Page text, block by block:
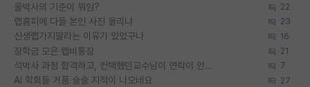
물박사의 기준이 뭐임? 22
랩홈피에 다들 본인 사진 올리냐 23
신생랩가지말라는 이유가 있었구나 16
장학금 모은 랩비통장 21
석박사 과정 합격하고, 컨택했던교수님이 연락이 안됩니다... 7
AI 학회들 거품 슬슬 지적이 나오네요 27